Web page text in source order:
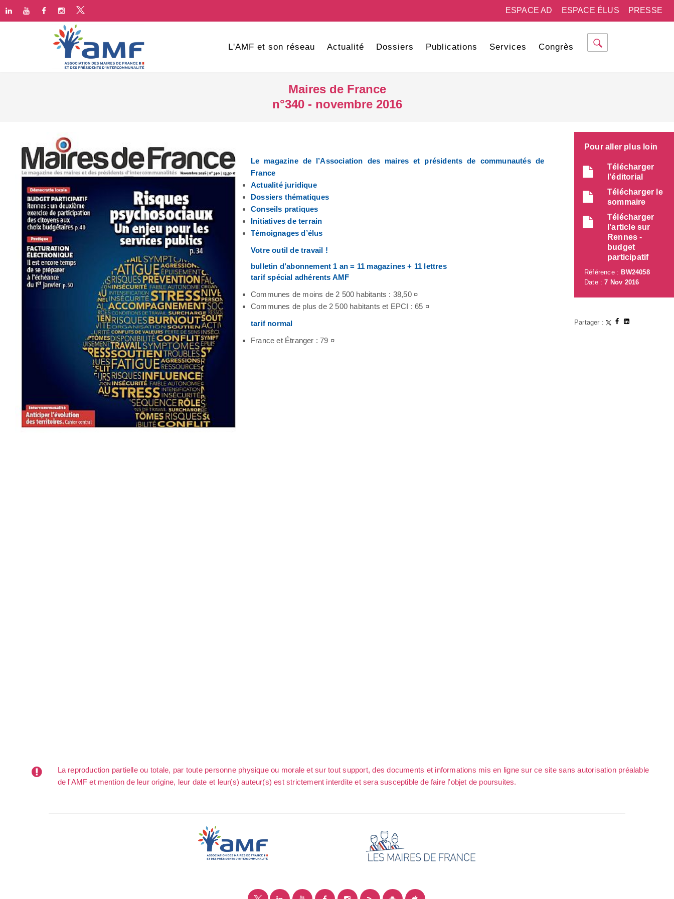
PRESSE
ESPACE ÉLUS
ESPACE AD
L'AMF et son réseau Actualité Dossiers Publications Services Congrès
Maires de France
n°340 - novembre 2016
Le magazine de l’Association des maires et présidents de communautés de
France
Actualité juridique
Dossiers thématiques
Conseils pratiques
Initiatives de terrain
Témoignages d’élus
Votre outil de travail !
bulletin d’abonnement 1 an = 11 magazines + 11 lettres
tarif spécial adhérents AMF
Communes de moins de 2 500 habitants : 38,50 ¤
Communes de plus de 2 500 habitants et EPCI : 65 ¤
tarif normal
France et Étranger : 79 ¤
Pour aller plus loin
Télécharger
l'éditorial
Télécharger le
sommaire
Télécharger
l'article sur
Rennes -
budget
participatif
Référence : BW24058
Date :7 Nov 2016
Partager :
La reproduction partielle ou totale, par toute personne physique ou morale et sur tout support, des documents et informations mis en ligne sur ce site sans autorisation préalable
de l'AMF et mention de leur origine, leur date et leur(s) auteur(s) est strictement interdite et sera susceptible de faire l'objet de poursuites.